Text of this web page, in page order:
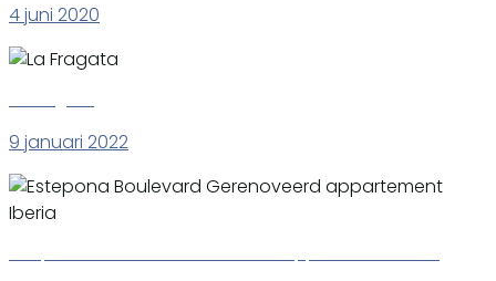
4 juni 2020
9 januari 2022